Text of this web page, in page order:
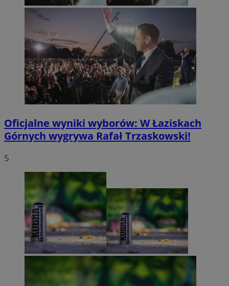
Oficjalne wyniki wyborów: W Łaziskach
Górnych wygrywa Rafał Trzaskowski!
5